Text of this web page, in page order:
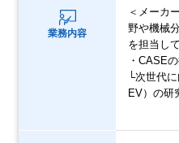
業務内容
＜メーカ
野や機械
を担当し
・CASE
└次世代
EV）の研